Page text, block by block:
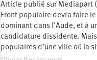
Article publié sur Mediapart
Front populaire devra faire
dominant dans l’Aude, et à
candidature dissidente.
populaires d’une ville où la